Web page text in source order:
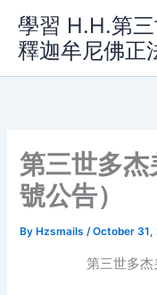
content
學習 H.H.第
釋迦牟尼佛正
第三世多
號公告）
By Hzsmails/October 31,
第三世多杰